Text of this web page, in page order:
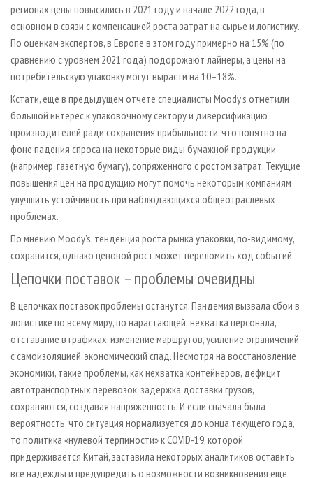
регионах цены повысились в 2021 году и начале 2022 года, в
основном в связи с компенсацией роста затрат на сырье и логистику.
По оценкам экспертов, в Европе в этом году примерно на 15% (по
сравнению с уровнем 2021 года) подорожают лайнеры, а цены на
потребительскую упаковку могут вырасти на 10–18%.
Кстати, еще в предыдущем отчете специалисты Moody’s отметили
большой интерес к упаковочному сектору и диверсификацию
производителей ради сохранения прибыльности, что понятно на
фоне падения спроса на некоторые виды бумажной продукции
(например, газетную бумагу), сопряженного с ростом затрат. Текущие
повышения цен на продукцию могут помочь некоторым компаниям
улучшить устойчивость при наблюдающихся общеотраслевых
проблемах.
По мнению Moody’s, тенденция роста рынка упаковки, по-видимому,
сохранится, однако ценовой рост может переломить ход событий.
Цепочки поставок – проблемы очевидны
В цепочках поставок проблемы останутся. Пандемия вызвала сбои в
логистике по всему миру, по нарастающей: нехватка персонала,
отставание в графиках, изменение маршрутов, усиление ограничений
с самоизоляцией, экономический спад. Несмотря на восстановление
экономики, такие проблемы, как нехватка контейнеров, дефицит
автотранспортных перевозок, задержка доставки грузов,
сохраняются, создавая напряженность. И если сначала была
вероятность, что ситуация нормализуется до конца текущего года,
то политика «нулевой терпимости» к COVID-19, которой
придерживается Китай, заставила некоторых аналитиков оставить
все надежды и предупредить о возможности возникновения еще